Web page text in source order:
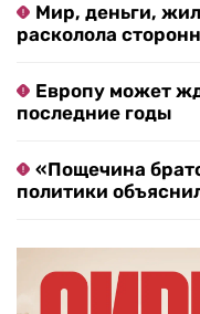
Мир, деньги,
расколола
Европу может
последние годы
«Пощечина
политики